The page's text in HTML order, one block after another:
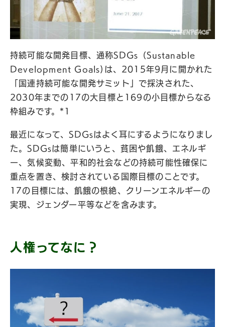
持続可能な開発目標、通称SDGs（Sustanable
Development Goals)は、2015年9月に開かれた
「国連持続可能な開発サミット」で採決された、
2030年までの17の大目標と169の小目標からなる
枠組みです。*1
最近になって、SDGsはよく耳にするようになりまし
た。SDGsは簡単にいうと、貧困や飢餓、エネルギ
ー、気候変動、平和的社会などの持続可能性確保に
重点を置き、検討されている国際目標のことです。
17の目標には、飢餓の根絶、クリーンエネルギーの
実現、ジェンダー平等などを含みます。
人権ってなに？